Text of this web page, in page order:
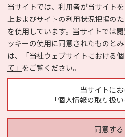
当サイトでは、利用者が当サイト
上およびサイトの利用状況把握の
を使用しています。当サイトでは
ッキーの使用に同意されたものと
は、
「当社ウェブサイトにおける
て」 をご覧ください。
当サイトにお
「個人情報の取り扱
同意する
サイトの内容に関する
Copyright © HYOJITO.Co.,Ltd.